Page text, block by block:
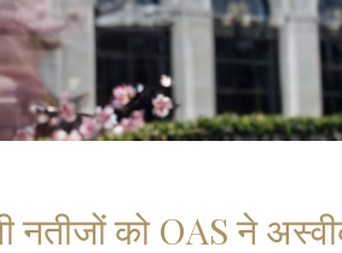
नतीजों को OAS ने